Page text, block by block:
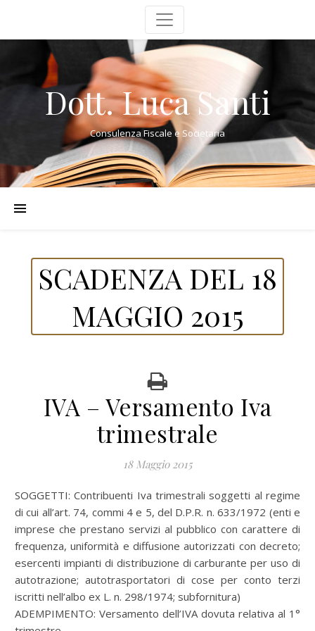
Dott. Luca Santi
Consulenza Fiscale e Societaria
SCADENZA DEL 18
MAGGIO 2015
IVA – Versamento Iva
trimestrale
18 Maggio 2015
SOGGETTI: Contribuenti Iva trimestrali soggetti al regime
di cui all’art. 74, commi 4 e 5, del D.P.R. n. 633/1972 (enti e
imprese che prestano servizi al pubblico con carattere di
frequenza, uniformità e diffusione autorizzati con decreto;
esercenti impianti di distribuzione di carburante per uso di
autotrazione; autotrasportatori di cose per conto terzi
iscritti nell’albo ex L. n. 298/1974; subfornitura)
ADEMPIMENTO: Versamento dell’IVA dovuta relativa al 1°